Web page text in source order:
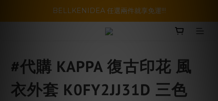
暑假活動登場!! SBG套裝超級優惠價，兩套以上再享免運哦!!
BELLKENIDEA 任選兩件就享免運!!!
暑假活動登場!! SBG套裝超級優惠價，兩套以上再享免運哦!!
#代購 KAPPA 復古印花 風
衣外套 K0FY2JJ31D 三色